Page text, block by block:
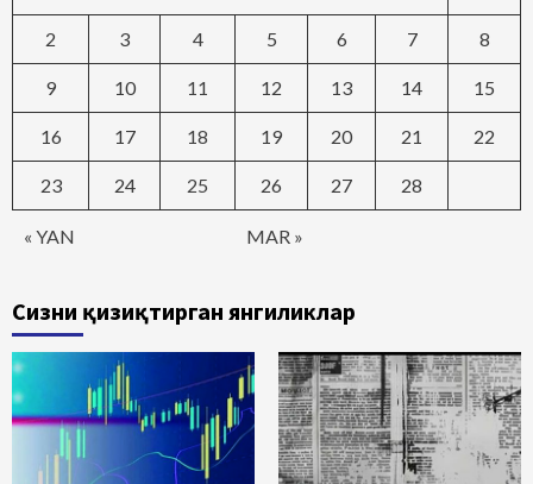
« YAN MAR »
2 3 4 5 6 7 8
9 10 11 12 13 14 15
16 17 18 19 20 21 22
23 24 25 26 27 28
Сизни қизиқтирган янгиликлар